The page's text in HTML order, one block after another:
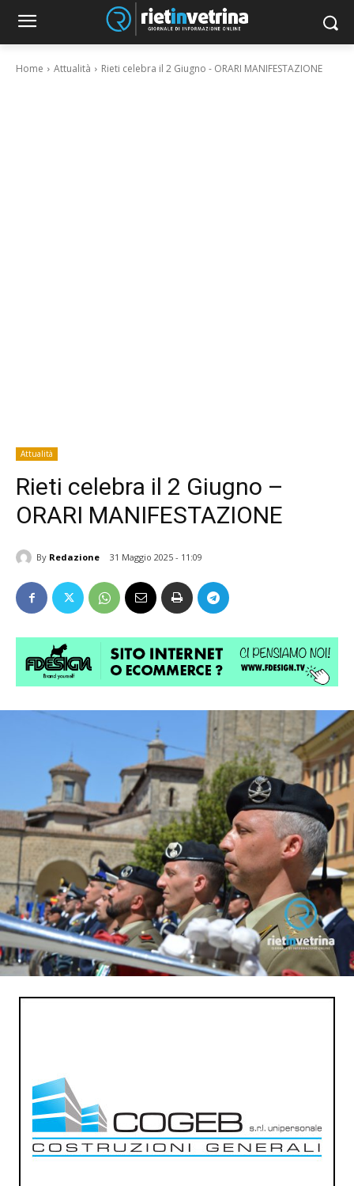
Home Attualità Rieti celebra il 2 Giugno - ORARI MANIFESTAZIONE
Attualità
Rieti celebra il 2 Giugno –
ORARI MANIFESTAZIONE
By Redazione 31 Maggio 2025 - 11:09